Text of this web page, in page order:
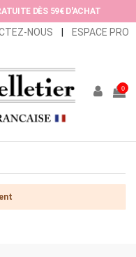
DÈS 59€ D'ACHAT
NOUS ESPACE PRO
0